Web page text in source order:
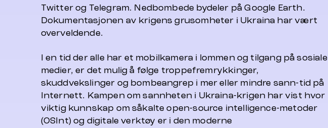
Twitter og Telegram. Nedbombede bydeler på Google Earth.
Dokumentasjonen av krigens grusomheter i Ukraina har vært
overveldende.
I en tid der alle har et mobilkamera i lommen og tilgang på sosiale
medier, er det mulig å følge troppefremrykkinger,
skuddvekslinger og bombeangrep i mer eller mindre sann-tid på
Internett. Kampen om sannheten i Ukraina-krigen har vist hvor
viktig kunnskap om såkalte open-source intelligence-metoder
(OSInt) og digitale verktøy er i den moderne